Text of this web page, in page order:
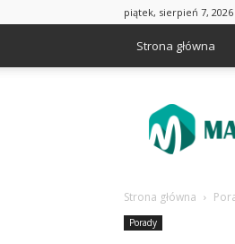
piątek, sierpień 7, 2026
Strona główna
Strona główna
Porady